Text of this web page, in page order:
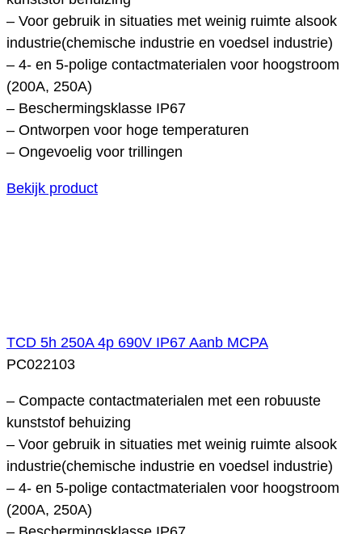
– Voor gebruik in situaties met weinig ruimte alsook
industrie(chemische industrie en voedsel industrie)
– 4- en 5-polige contactmaterialen voor hoogstroom
(200A, 250A)
– Beschermingsklasse IP67
– Ontworpen voor hoge temperaturen
– Ongevoelig voor trillingen
Bekijk product
TCD 5h 250A 4p 690V IP67 Aanb MCPA
PC022103
– Compacte contactmaterialen met een robuuste
kunststof behuizing
– Voor gebruik in situaties met weinig ruimte alsook
industrie(chemische industrie en voedsel industrie)
– 4- en 5-polige contactmaterialen voor hoogstroom
(200A, 250A)